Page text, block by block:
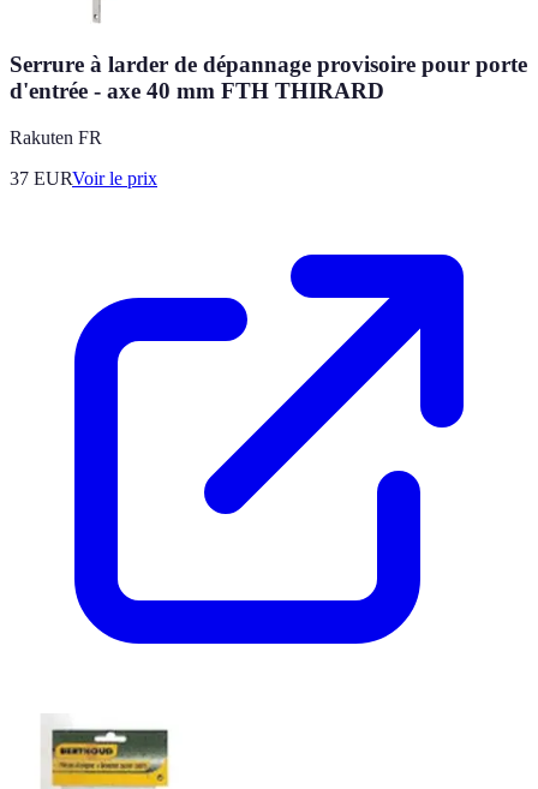
Serrure à larder de dépannage provisoire pour porte
d'entrée - axe 40 mm FTH THIRARD
Rakuten FR
37 EURVoir le prix